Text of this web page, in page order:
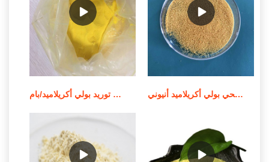
توريد بولي أكريلاميد/بام MSDS لمعالجة المياه في الصين الشركة المصنعة للمواد الكيميائية لمعالجة مياه الصرف الصحي بولي أكريلاميد أنيوني